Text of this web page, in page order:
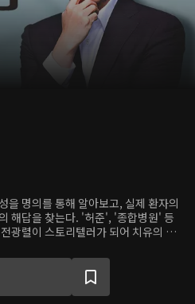
을 명의를 통해 알아보고, 실제 환자의
해답을 찾는다. '허준', '종합병원' 등
광렬이 스토리텔러가 되어 치유의 여